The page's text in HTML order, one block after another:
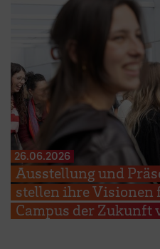
26.06.2026
Ausstellung und
stellen ihre Visionen
Campus der Zukunft